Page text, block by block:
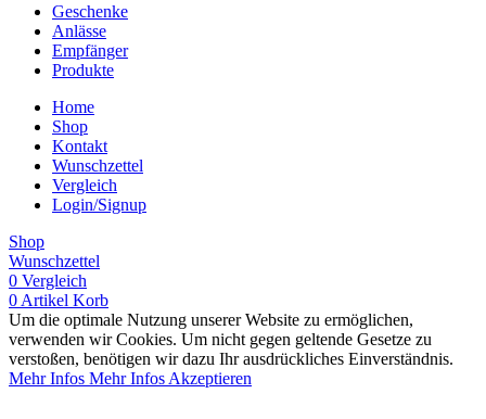
Geschenke
Anlässe
Empfänger
Produkte
Home
Shop
Kontakt
Wunschzettel
Vergleich
Login/Signup
Shop
Wunschzettel
0 Vergleich
0 Artikel Korb
Um die optimale Nutzung unserer Website zu ermöglichen,
verwenden wir Cookies. Um nicht gegen geltende Gesetze zu
verstoßen, benötigen wir dazu Ihr ausdrückliches Einverständnis.
Mehr Infos Mehr Infos Akzeptieren